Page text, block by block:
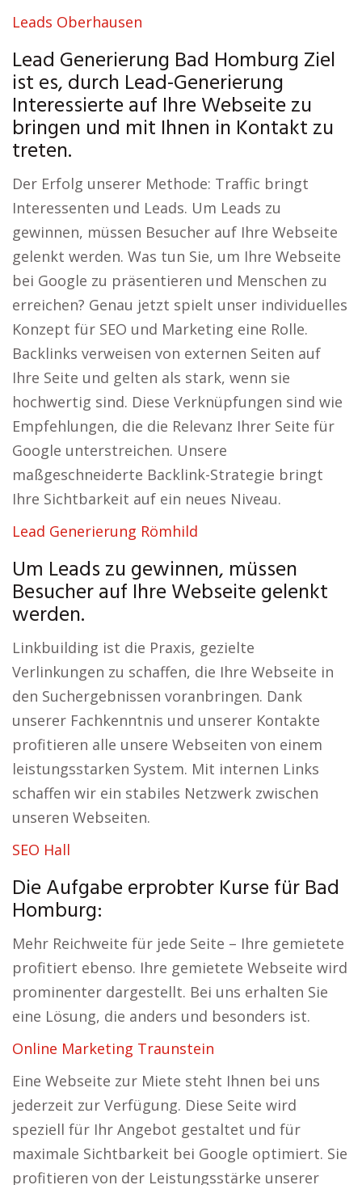
Leads Oberhausen
Lead Generierung Bad Homburg Ziel
ist es, durch Lead-Generierung
Interessierte auf Ihre Webseite zu
bringen und mit Ihnen in Kontakt zu
treten.
Der Erfolg unserer Methode: Traffic bringt
Interessenten und Leads. Um Leads zu
gewinnen, müssen Besucher auf Ihre Webseite
gelenkt werden. Was tun Sie, um Ihre Webseite
bei Google zu präsentieren und Menschen zu
erreichen? Genau jetzt spielt unser individuelles
Konzept für SEO und Marketing eine Rolle.
Backlinks verweisen von externen Seiten auf
Ihre Seite und gelten als stark, wenn sie
hochwertig sind. Diese Verknüpfungen sind wie
Empfehlungen, die die Relevanz Ihrer Seite für
Google unterstreichen. Unsere
maßgeschneiderte Backlink-Strategie bringt
Ihre Sichtbarkeit auf ein neues Niveau.
Lead Generierung Römhild
Um Leads zu gewinnen, müssen
Besucher auf Ihre Webseite gelenkt
werden.
Linkbuilding ist die Praxis, gezielte
Verlinkungen zu schaffen, die Ihre Webseite in
den Suchergebnissen voranbringen. Dank
unserer Fachkenntnis und unserer Kontakte
profitieren alle unsere Webseiten von einem
leistungsstarken System. Mit internen Links
schaffen wir ein stabiles Netzwerk zwischen
unseren Webseiten.
SEO Hall
Die Aufgabe erprobter Kurse für Bad
Homburg:
Mehr Reichweite für jede Seite – Ihre gemietete
profitiert ebenso. Ihre gemietete Webseite wird
prominenter dargestellt. Bei uns erhalten Sie
eine Lösung, die anders und besonders ist.
Online Marketing Traunstein
Eine Webseite zur Miete steht Ihnen bei uns
jederzeit zur Verfügung. Diese Seite wird
speziell für Ihr Angebot gestaltet und für
maximale Sichtbarkeit bei Google optimiert. Sie
profitieren von der Leistungsstärke unserer